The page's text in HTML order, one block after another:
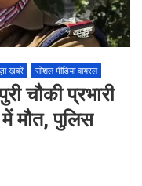
ख़बरें सोशल मीडिया वायरल
चौकी प्रभारी
मौत, पुलिस